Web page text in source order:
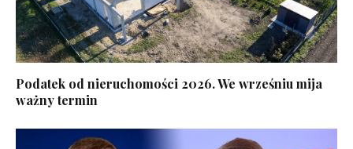
Podatek od nieruchomości 2026. We wrześniu mija
ważny termin